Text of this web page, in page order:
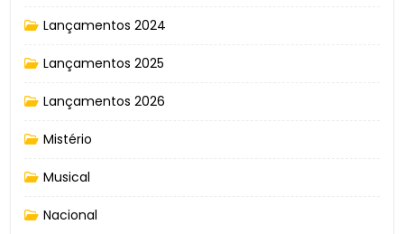
Lançamentos 2024
Lançamentos 2025
Lançamentos 2026
Mistério
Musical
Nacional